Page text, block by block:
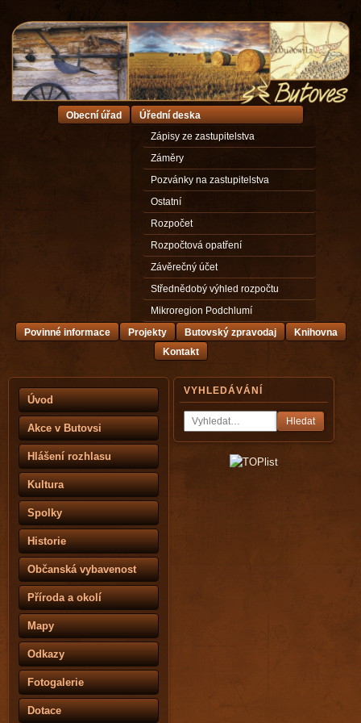
Úvod
Akce v Butovsi
Hlášení rozhlasu
Kultura
Spolky
Historie
Občanská vybavenost
Příroda a okolí
Mapy
Odkazy
Fotogalerie
Dotace
VYHLEDÁVÁNÍ
Hledat
Obecní úřad
Úřední deska
Zápisy ze zastupitelstva
Záměry
Pozvánky na zastupitelstva
Ostatní
Rozpočet
Rozpočtová opatření
Závěrečný účet
Střednědobý výhled rozpočtu
Mikroregion Podchlumí
Povinné informace
Projekty Butovský zpravodaj
Knihovna
Kontakt